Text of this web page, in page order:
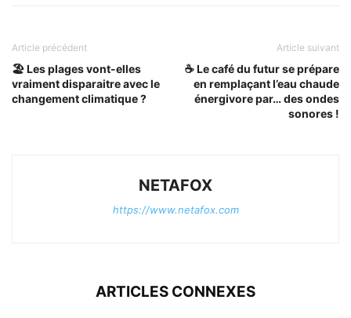
Article précédent
🏖️ Les plages vont-elles
vraiment disparaitre avec le
changement climatique ?
Article suivant
☕ Le café du futur se prépare
en remplaçant l’eau chaude
énergivore par… des ondes
sonores !
NETAFOX
https://www.netafox.com
ARTICLES CONNEXES